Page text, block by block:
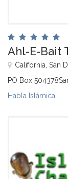
Ahl-E-Bait
California, San
PO Box
Habla Islámica